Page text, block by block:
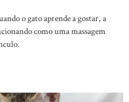
o gato aprende a gostar, a
como uma massagem